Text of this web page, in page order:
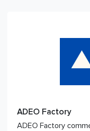
ADEO Factory
ADEO Factory